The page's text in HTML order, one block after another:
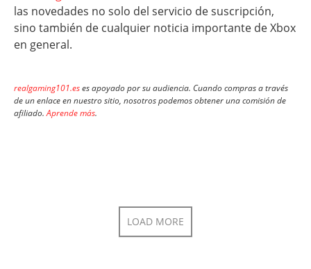
las novedades no solo del servicio de suscripción,
sino también de cualquier noticia importante de Xbox
en general.
realgaming101.eses apoyado por su audiencia. Cuando compras a través
de un enlace en nuestro sitio, nosotros podemos obtener una comisión de
afiliado.Aprende más.
LOAD MORE